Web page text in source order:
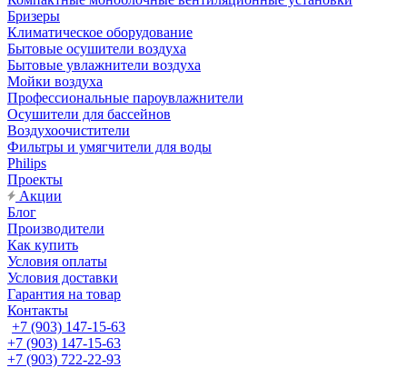
Бризеры
Климатическое оборудование
Бытовые осушители воздуха
Бытовые увлажнители воздуха
Мойки воздуха
Профессиональные пароувлажнители
Осушители для бассейнов
Воздухоочистители
Фильтры и умягчители для воды
Philips
Проекты
Акции
Блог
Производители
Как купить
Условия оплаты
Условия доставки
Гарантия на товар
Контакты
+7 (903) 147-15-63
+7 (903) 147-15-63
+7 (903) 722-22-93